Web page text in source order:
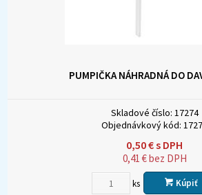
PUMPIČKA NÁHRADNÁ DO
Skladové číslo: 17274
Objednávkový kód:
0,50€s DPH
0,41€bez DPH
ks Kúpiť